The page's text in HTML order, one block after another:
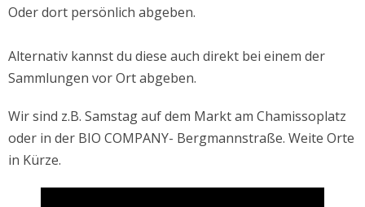
Oder dort persönlich abgeben.
Alternativ kannst du diese auch direkt bei einem der
Sammlungen vor Ort abgeben.
Wir sind z.B. Samstag auf dem Markt am Chamissoplatz
oder in der BIO COMPANY- Bergmannstraße. Weite Orte
in Kürze.